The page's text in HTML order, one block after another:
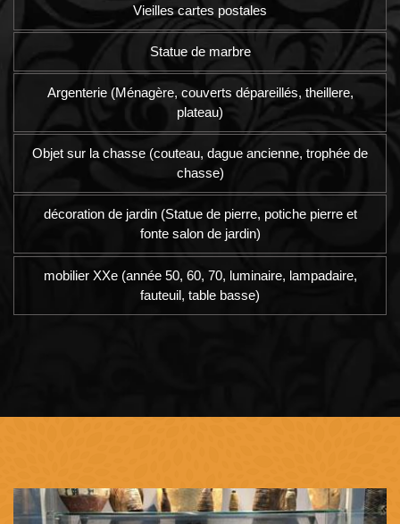
Vieilles cartes postales
Statue de marbre
Argenterie (Ménagère, couverts dépareillés, theillere,
plateau)
Objet sur la chasse (couteau, dague ancienne, trophée de
chasse)
décoration de jardin (Statue de pierre, potiche pierre et
fonte salon de jardin)
mobilier XXe (année 50, 60, 70, luminaire, lampadaire,
fauteuil, table basse)